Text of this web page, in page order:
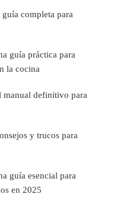
completa para
guía práctica para
la cocina
definitivo para
y trucos para
guía esencial para
en 2025